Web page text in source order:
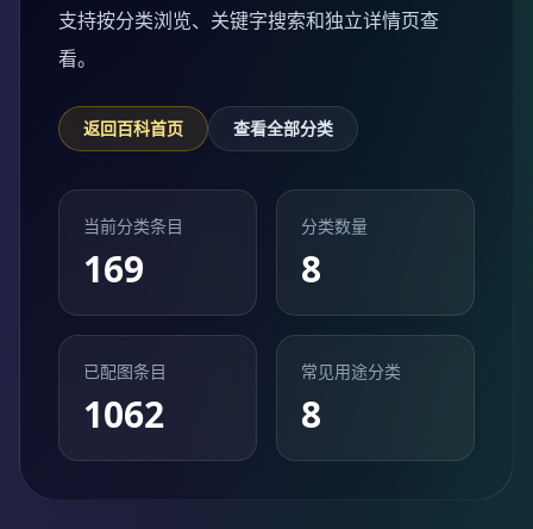
支持按分类浏览、关键字搜索和独立详情页查
看。
返回百科首页 查看全部分类
当前分类条目
169
分类数量
8
已配图条目
1062
常见用途分类
8